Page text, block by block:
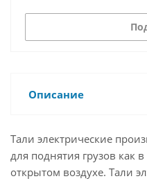
Описание
Тали электрические
для поднятия грузов как
открытом воздухе. Тали